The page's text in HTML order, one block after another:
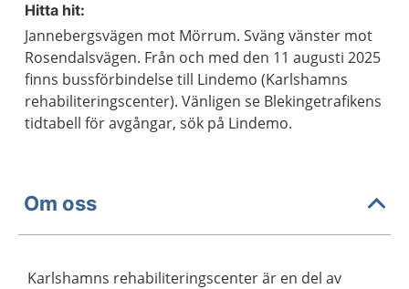
Hitta hit:
Jannebergsvägen mot Mörrum. Sväng vänster mot
Rosendalsvägen. Från och med den 11 augusti 2025
finns bussförbindelse till Lindemo (Karlshamns
rehabiliteringscenter). Vänligen se Blekingetrafikens
tidtabell för avgångar, sök på Lindemo.
Om oss
Karlshamns rehabiliteringscenter är en del av